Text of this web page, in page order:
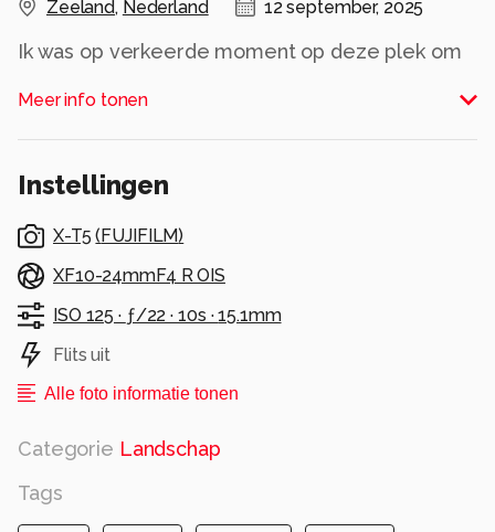
Zeeland, Nederland 12 september, 2025
Ik was op verkeerde moment op deze plek om
toen maar een foto met de zon
Meer info tonen
Instellingen
X-T5 ( FUJIFILM)
XF10-24mmF4 R OIS
ISO 125 · ƒ/22 · 10s ·15.1mm
Flits uit
Alle foto informatie tonen
Categorie Landschap
Tags